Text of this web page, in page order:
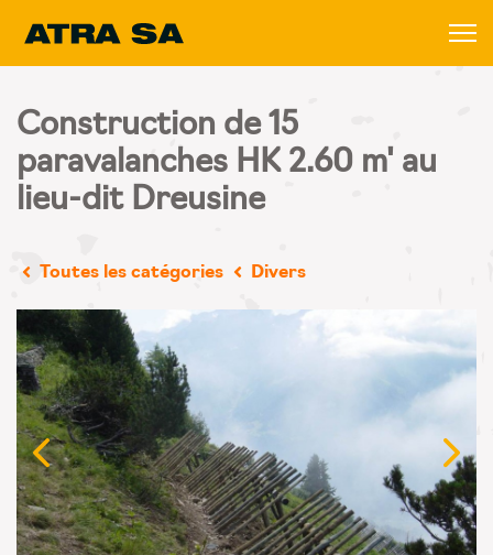
Construction de 15
paravalanches HK 2.60 m' au
lieu-dit Dreusine
Toutes les catégories Divers